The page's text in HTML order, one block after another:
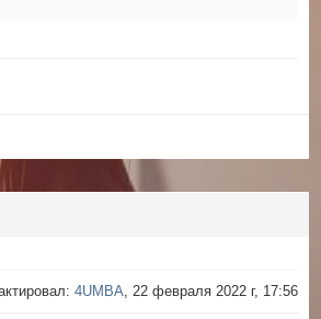
4UMBA, 22 февраля 2022 г, 17:56